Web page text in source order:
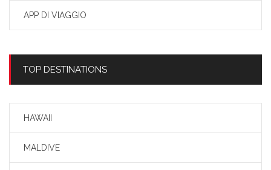
APP DI VIAGGIO
TOP DESTINATIONS
HAWAII
MALDIVE